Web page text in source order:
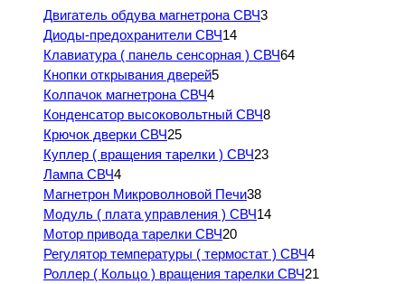
Двигатель обдува магнетрона СВЧ3
Диоды-предохранители СВЧ14
Клавиатура ( панель сенсорная ) СВЧ64
Кнопки открывания дверей5
Колпачок магнетрона СВЧ4
Конденсатор высоковольтный СВЧ8
Крючок дверки СВЧ25
Куплер ( вращения тарелки ) СВЧ23
Лампа СВЧ4
Магнетрон Микроволновой Печи38
Модуль ( плата управления ) СВЧ14
Мотор привода тарелки СВЧ20
Регулятор температуры ( термостат ) СВЧ4
Роллер ( Кольцо ) вращения тарелки СВЧ21